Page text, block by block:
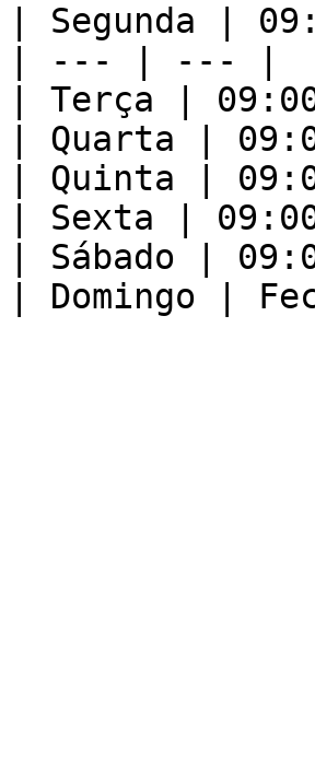
| Segunda |
| --- | --- |
| Terça |
| Quarta |
| Quinta |
| Sexta |
| Sábado |
| Domingo |